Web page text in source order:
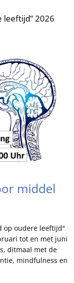
leeftijd” 2026
middel
op oudere leeftijd"
tot en met juni
ditmaal met de
mindfulness en